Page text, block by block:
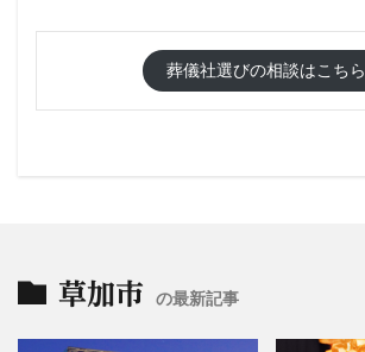
葬儀社選びの相談はこちら
草加市 の最新記事